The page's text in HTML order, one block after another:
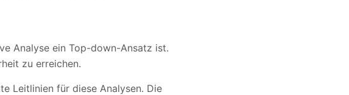
Analyse ein Top-down-Ansatz ist.
zu erreichen.
Leitlinien für diese Analysen. Die